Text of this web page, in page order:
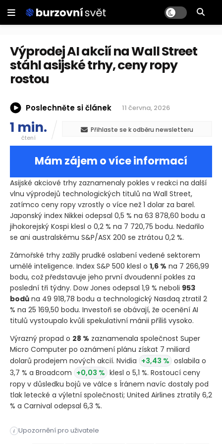
Výprodej AI akcií na Wall Street
stáhl asijské trhy, ceny ropy
rostou
Poslechněte si článek 11 června, 2026
1 min.
čtení
Přihlaste se k odběru newsletteru
Mám zájem o více informací
Asijské akciové trhy zaznamenaly pokles v reakci na další
vlnu výprodejů technologických titulů na Wall Street,
zatímco ceny ropy vzrostly o více než 1 dolar za barel.
Japonský index Nikkei odepsal 0,5 % na 63 878,60 bodu a
jihokorejský Kospi klesl o 0,2 % na 7 720,75 bodu. Nedařilo
se ani australskému S&P/ASX 200 se ztrátou 0,2 %.
Zámořské trhy zažily prudké oslabení vedené sektorem
umělé inteligence. Index S&P 500 klesl o 1,6 % na 7 266,99
bodu, což představuje jeho první dvoudenní pokles za
poslední tři týdny. Dow Jones odepsal 1,9 % neboli 953
bodů na 49 918,78 bodu a technologický Nasdaq ztratil 2
% na 25 169,50 bodu. Investoři se obávají, že ocenění AI
titulů vystoupalo kvůli spekulativní mánii příliš vysoko.
Výrazný propad o 28 % zaznamenala společnost Super
Micro Computer po oznámení plánu získat 7 miliard
dolarů prodejem nových akcií. Nvidia +3,43 % oslabila o
3,7 % a Broadcom +0,03 % klesl o 5,1 %. Rostoucí ceny
ropy v důsledku bojů ve válce s Íránem navíc dostaly pod
tlak letecké a výletní společnosti; United Airlines ztratily 6,2
% a Carnival odepsal 6,3 %.
i Upozornění pro uživatele